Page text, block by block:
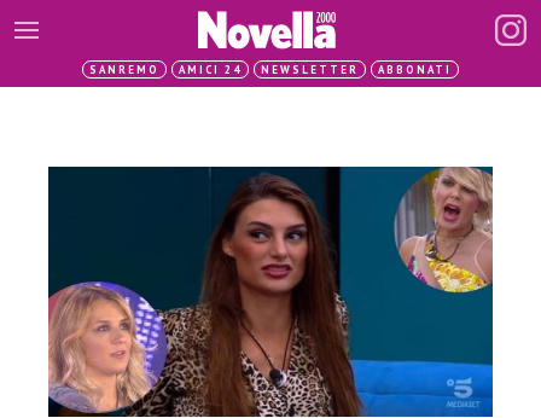
SANREMO AMICI 24 NEWSLETTER ABBONATI